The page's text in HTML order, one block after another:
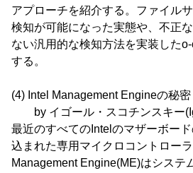
アプローチを紹介する。ファイル
検知が可能になった実態や、不正
ない汎用的な検知方法を実装した
する。
(4) Intel Management Engineの秘密
by イゴール・スコチンスキー
最近のすべてのIntelのマザーボー
込まれた専用マイクロコントロー
Management Engine(ME)はシステ